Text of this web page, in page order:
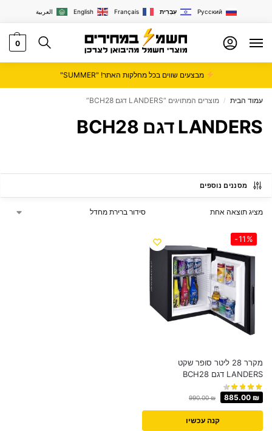
العربية English Français עִבְרִית Русский
0
מבצעים שווים בכל מחלקות האתר! "SUMMER"
עמוד הבית / מוצרים המתויגים “LANDERS דגם BCH28”
LANDERS דגם BCH28
מסננים נוספים
מציג תוצאה אחת
-11%
מקרר 28 ליטר סופר שקט
LANDERS דגם BCH28
990.00₪ 885.00 ₪
קנה עכשיו